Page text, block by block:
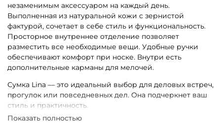
незаменимым аксессуаром на каждый день.
Выполненная из натуральной кожи c зернистой
фактурой, сочетает в себе стиль и функциональность.
Просторное внутреннее отделение позволяет
разместить все необходимые вещи. Удобные ручки
обеспечивают комфорт при носке. Внутри есть
дополнительные карманы для мелочей.
Сумка Lina — это идеальный выбор для деловых встреч,
прогулок или повседневных дел. Она подчеркнет ваш
стиль и практичность.
Показать полностью